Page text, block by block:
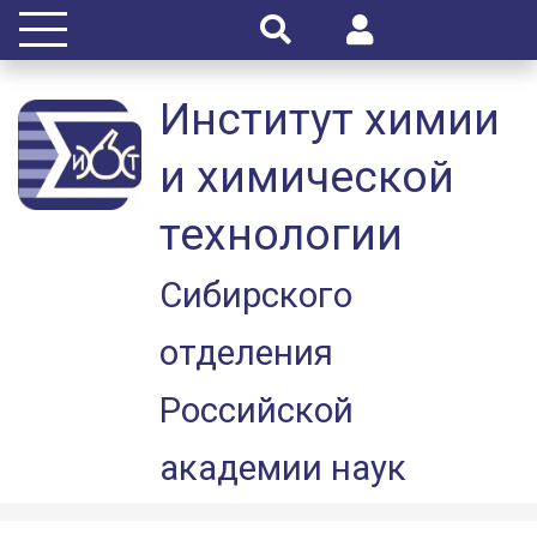
Институт химии
и химической
технологии
Сибирского
отделения
Российской
академии наук